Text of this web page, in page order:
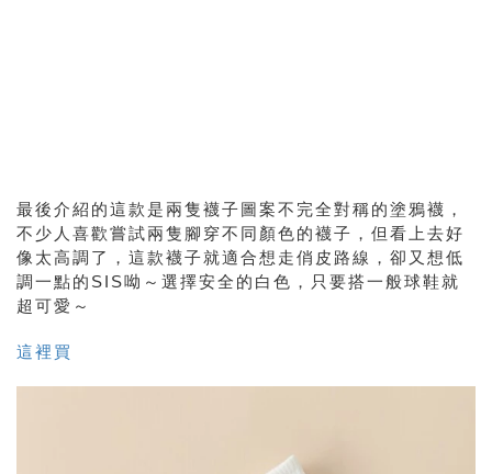
最後介紹的這款是兩隻襪子圖案不完全對稱的塗鴉襪，
不少人喜歡嘗試兩隻腳穿不同顏色的襪子，但看上去好
像太高調了，這款襪子就適合想走俏皮路線，卻又想低
調一點的SIS呦～選擇安全的白色，只要搭一般球鞋就
超可愛～
這裡買